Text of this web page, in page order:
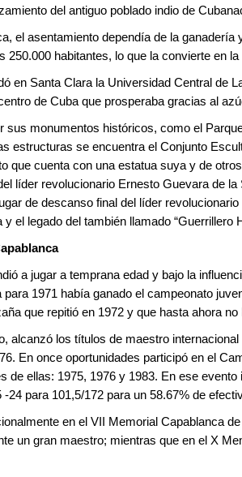
del antiguo poblado indio de
el asentamiento dependía de la
250.000 habitantes, lo que la convierte en
en Santa Clara la Universidad Central de
de Cuba que prosperaba gracias al
sus monumentos históricos, como el
estructuras se encuentra el Conjunto
que cuenta con una estatua suya y de
líder revolucionario Ernesto Guevara de
de descanso final del líder
el legado del también llamado “Guerrillero
a jugar a temprana edad y bajo la
para 1971 había ganado el campeonato
que repitió en 1972 y que hasta ahora no
alcanzó los títulos de maestro
En once oportunidades participó en el
de ellas: 1975, 1976 y 1983. En ese
-24 para 101,5/172 para un 58.67% de
en el VII Memorial Capablanca
un gran maestro; mientras que en el X